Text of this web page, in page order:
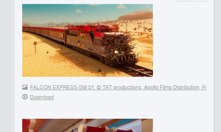
FALCON EXPRESS-Still 01_© TAT productions, Apollo Films Distribution,
Download